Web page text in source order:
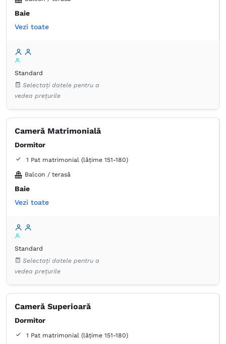
Baie
Proprie -
Aer condiţionat
Pardoseală de gresie/marmură
Pardoseală de lemn sau parchet
TV cu ecran plat
Hârtie igienică
Prosoape
Vezi toate
Standard
Selectați datele pentru a
vedea prețurile
Cameră Matrimonială
Dormitor
1 Pat matrimonial (lățime 151-180)
Balcon / terasă
Baie
Proprie -
Articole de toaletă gratuite
Minibar
Pardoseală de lemn sau parchet
TV cu ecran plat
Vezi toate
Standard
Selectați datele pentru a
vedea prețurile
Cameră Superioară
Dormitor
1 Pat matrimonial (lățime 151-180)